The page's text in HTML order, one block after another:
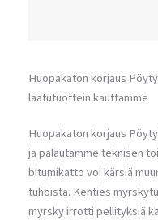
Huopakaton korjaus
laatutuottein kauttamme
Huopakaton korjaus
ja palautamme teknisen
bitumikatto voi kärsiä
tuhoista. Kenties
myrsky irrotti pellityksiä